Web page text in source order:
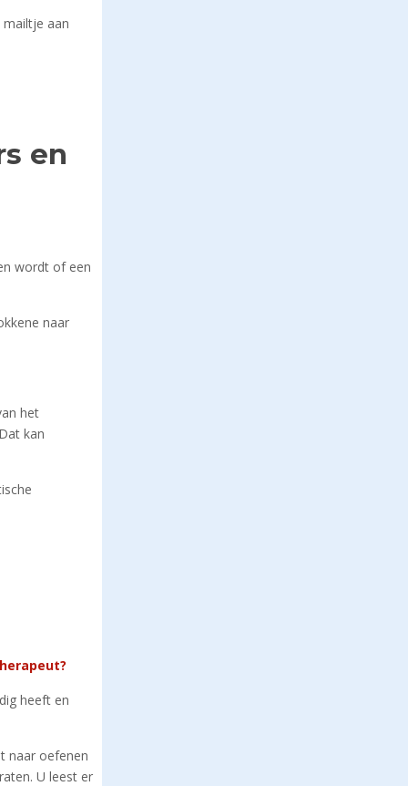
aan
en
wordt of een
naar
het
kan
heeft en
naar oefenen
U leest er